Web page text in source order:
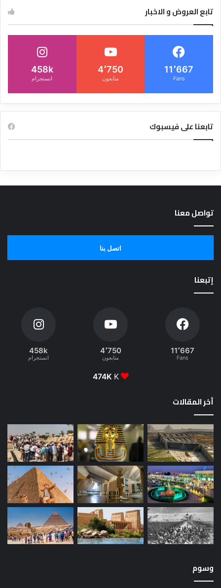
تابع العروض و الاخبار
11٬667
Fans
4٬750
متابعون
458k
انستجرام
تابعنا على فيسبوك
تواصل معنا
اتصل بنا
إتبعنا
11٬667
Fans
4٬750
متابعون
458k
انستجرام
474K K
أخر المقالات
وسوم